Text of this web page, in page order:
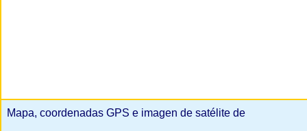
Mapa, coordenadas GPS e imagen de satélite de